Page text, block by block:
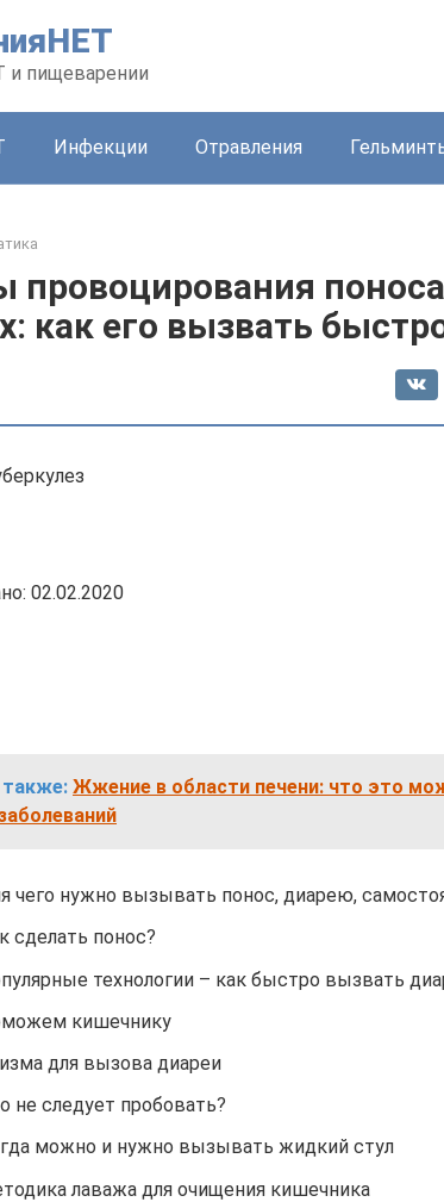
и пищеварении
Инфекции Отравления
провоцирования
как его вызвать
02.02.2020
Жжение в области печени: что это
чего нужно вызывать понос, диарею,
сделать понос?
технологии – как быстро вызвать
кишечнику
для вызова диареи
не следует пробовать?
можно и нужно вызывать жидкий стул
лаважа для очищения кишечника